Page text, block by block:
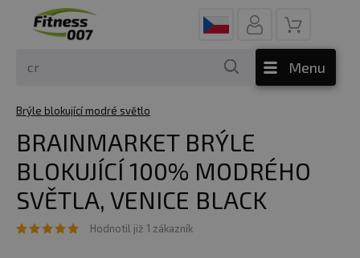
Menu
Brýle blokující modré světlo
BRAINMARKET BRÝLE
BLOKUJÍCÍ 100% MODRÉHO
SVĚTLA, VENICE BLACK
Hodnotil již 1 zákazník